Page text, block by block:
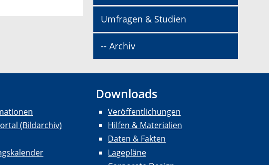
Umfragen & Studien
-- Archiv
(Bildarchiv)
Downloads
Veröffentlichungen
Hilfen & Materialien
Daten & Fakten
Lagepläne